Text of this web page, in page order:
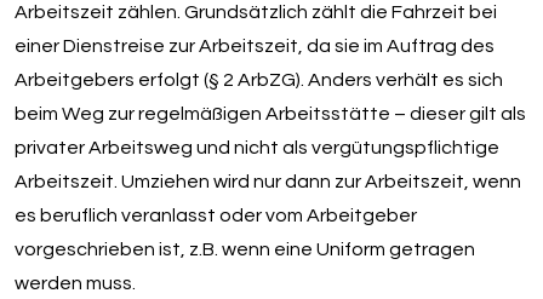
Arbeitszeit zählen. Grundsätzlich zählt die Fahrzeit bei
einer Dienstreise zur Arbeitszeit, da sie im Auftrag des
Arbeitgebers erfolgt (§ 2 ArbZG). Anders verhält es sich
beim Weg zur regelmäßigen Arbeitsstätte – dieser gilt als
privater Arbeitsweg und nicht als vergütungspflichtige
Arbeitszeit. Umziehen wird nur dann zur Arbeitszeit, wenn
es beruflich veranlasst oder vom Arbeitgeber
vorgeschrieben ist, z.B. wenn eine Uniform getragen
werden muss.